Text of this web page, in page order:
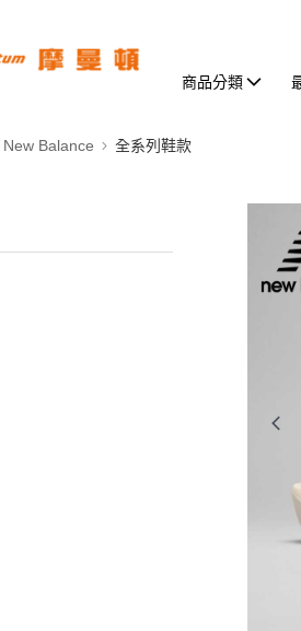
商品分類
New Balance 全系列鞋款